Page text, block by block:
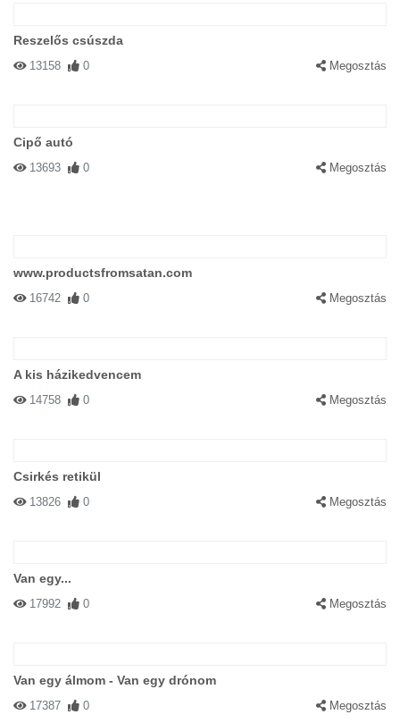
Reszelős csúszda
13158 0 Megosztás
Cipő autó
13693 0 Megosztás
www.productsfromsatan.com
16742 0 Megosztás
A kis házikedvencem
14758 0 Megosztás
Csirkés retikül
13826 0 Megosztás
Van egy...
17992 0 Megosztás
Van egy álmom - Van egy drónom
17387 0 Megosztás